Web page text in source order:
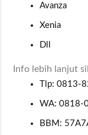
Avanza
Xenia
Dll
Info lebih lanjut
Tlp: 0813-
WA: 0818-
BBM: